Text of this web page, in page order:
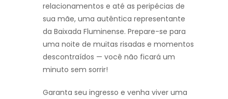
relacionamentos e até as peripécias de
sua mãe, uma autêntica representante
da Baixada Fluminense. Prepare-se para
uma noite de muitas risadas e momentos
descontraídos — você não ficará um
minuto sem sorrir!
Garanta seu ingresso e venha viver uma